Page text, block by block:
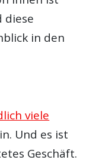
diese
in den
viele
Und es ist
Geschäft.